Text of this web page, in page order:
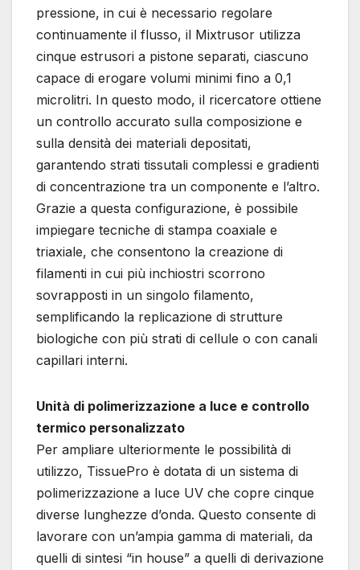
pressione, in cui è necessario regolare
continuamente il flusso, il Mixtrusor utilizza
cinque estrusori a pistone separati, ciascuno
capace di erogare volumi minimi fino a 0,1
microlitri. In questo modo, il ricercatore ottiene
un controllo accurato sulla composizione e
sulla densità dei materiali depositati,
garantendo strati tissutali complessi e gradienti
di concentrazione tra un componente e l’altro.
Grazie a questa configurazione, è possibile
impiegare tecniche di stampa coaxiale e
triaxiale, che consentono la creazione di
filamenti in cui più inchiostri scorrono
sovrapposti in un singolo filamento,
semplificando la replicazione di strutture
biologiche con più strati di cellule o con canali
capillari interni.
Unità di polimerizzazione a luce e controllo
termico personalizzato
Per ampliare ulteriormente le possibilità di
utilizzo, TissuePro è dotata di un sistema di
polimerizzazione a luce UV che copre cinque
diverse lunghezze d’onda. Questo consente di
lavorare con un’ampia gamma di materiali, da
quelli di sintesi “in house” a quelli di derivazione